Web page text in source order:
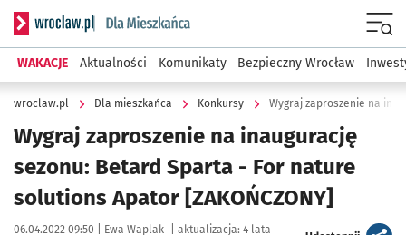
Serwis informacyjny wroclaw.pl podserwis: Dla mieszkańca
WAKACJE Aktualności Komunikaty Bezpieczny Wrocław
wroclaw.pl Dla mieszkańca Konkursy
Wygraj zaproszenie na inaugurację
sezonu: Betard Sparta - For nature
solutions Apator [ZAKOŃCZONY]
Data publikacji:
06.04.2022 09:50 | Autor:
Ewa Waplak aktualizacja: 4 lata